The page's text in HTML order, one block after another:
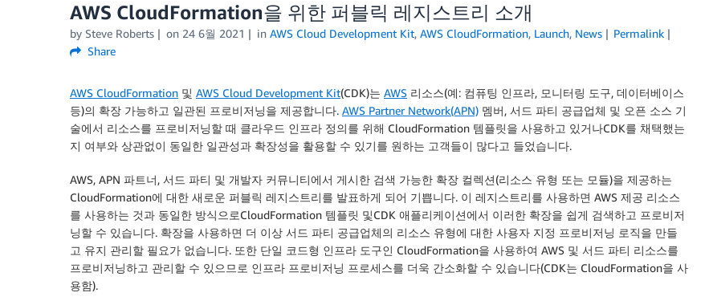
AWS CloudFormation을 위한 퍼블릭 레지스트리 소개
by Steve Roberts on 24 6월 2021 in AWS Cloud Development Kit, AWS CloudFormation, Launch, News
Permalink
Share
AWS CloudFormation 및 AWS Cloud Development Kit(CDK)는 AWS 리소스(예: 컴퓨팅 인프라, 모니터링 도구, 데이터베이스
등)의 확장 가능하고 일관된 프로비저닝을 제공합니다. AWS Partner Network(APN) 멤버, 서드 파티 공급업체 및 오픈 소스 기
술에서 리소스를 프로비저닝할 때 클라우드 인프라 정의를 위해 CloudFormation 템플릿을 사용하고 있거나CDK를 채택했는
지 여부와 상관없이 동일한 일관성과 확장성을 활용할 수 있기를 원하는 고객들이 많다고 들었습니다.
AWS, APN 파트너, 서드 파티 및 개발자 커뮤니티에서 게시한 검색 가능한 확장 컬렉션(리소스 유형 또는 모듈)을 제공하는
CloudFormation에 대한 새로운 퍼블릭 레지스트리를 발표하게 되어 기쁩니다. 이 레지스트리를 사용하면 AWS 제공 리소스
를 사용하는 것과 동일한 방식으로CloudFormation 템플릿 및CDK 애플리케이션에서 이러한 확장을 쉽게 검색하고 프로비저
닝할 수 있습니다. 확장을 사용하면 더 이상 서드 파티 공급업체의 리소스 유형에 대한 사용자 지정 프로비저닝 로직을 만들
고 유지 관리할 필요가 없습니다. 또한 단일 코드형 인프라 도구인 CloudFormation을 사용하여 AWS 및 서드 파티 리소스를
프로비저닝하고 관리할 수 있으므로 인프라 프로비저닝 프로세스를 더욱 간소화할 수 있습니다(CDK는 CloudFormation을 사
용함).